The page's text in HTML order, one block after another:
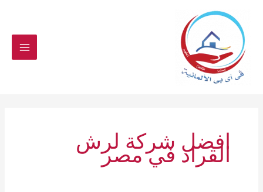
المحتوى
افضل شركة لرش
القراد في مصر